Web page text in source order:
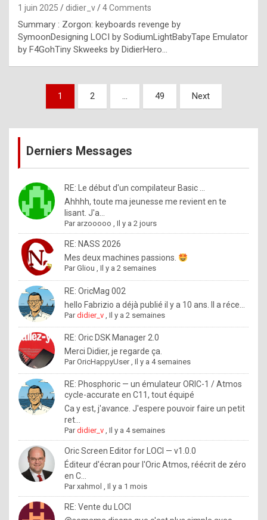
l
e
x
a
%
m
a
d
b
y
o
l
e
x
.
I
f
y
o
u
w
a
1 juin 2025 didier_v 4 Comments
Summary : Zorgon: keyboards revenge by
SymoonDesigning LOCI by SodiumLightBabyTape Emulator
by F4GohTiny Skweeks by DidierHero…
Pagination
publications
1 2 … 49 Next
Derniers Messages
RE: Le début d'un compilateur Basic ...
Ahhhh, toute ma jeunesse me revient en te
lisant. J'a...
Par arzooooo ,Il y a 2 jours
RE: NASS 2026
Mes deux machines passions.
ParGliou ,Il y a 2 semaines
RE: OricMag 002
hello Fabrizio a déjà publié il y a 10 ans. Il a réce...
Pardidier_v ,Il y a 2 semaines
RE: Oric DSK Manager 2.0
Merci Didier, je regarde ça.
ParOricHappyUser,Il y a 4 semaines
RE: Phosphoric — un émulateur ORIC-1 / Atmos
cycle-accurate en C11, tout équipé
Ca y est, j'avance. J'espere pouvoir faire un petit
ret...
Pardidier_v ,Il y a 4 semaines
Oric Screen Editor for LOCI — v1.0.0
Éditeur d'écran pour l'Oric Atmos, réécrit de zéro
en C...
Parxahmol ,Il y a 1 mois
RE: Vente du LOCI